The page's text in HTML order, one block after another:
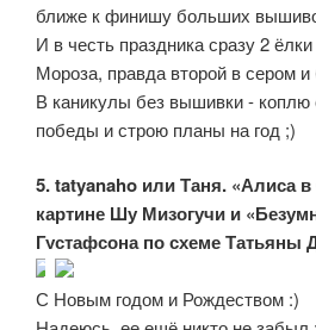
ближе к финишу больших
И в честь праздника сразу 2
Мороза, правда второй в сером и
В каникулы без вышивки -
победы и строю планы на год ;)
5. tatyanaho или Таня. «Алиса
картине Шу Мизогучи и
Густафсона по схеме Татьяны
С Новым годом и Рождеством :)